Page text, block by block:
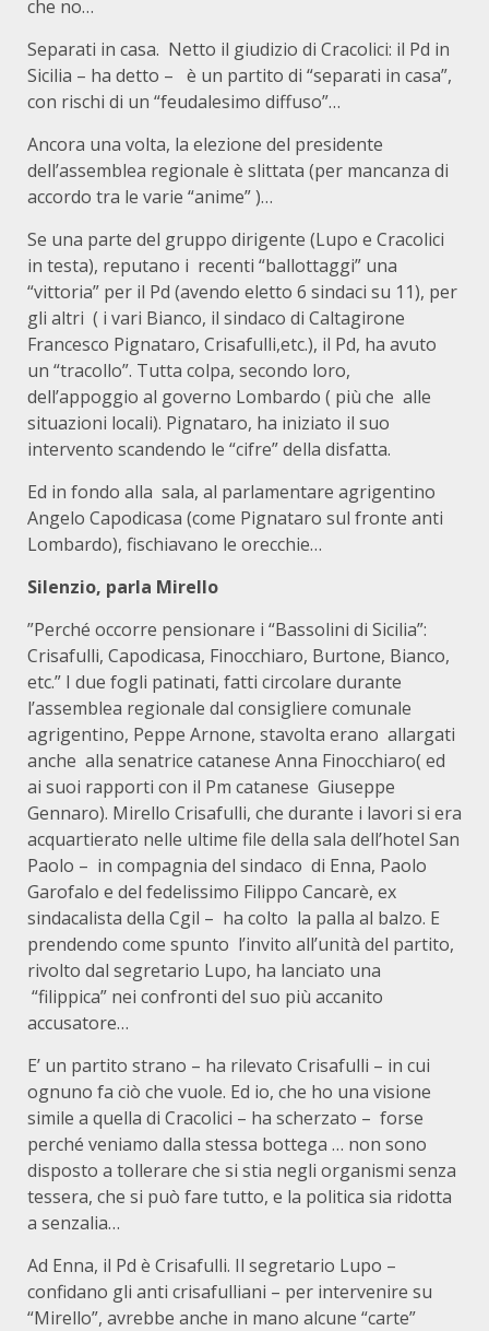
che no…
Separati in casa. Netto il giudizio di Cracolici: il Pd in
Sicilia – ha detto – è un partito di “separati in casa”,
con rischi di un “feudalesimo diffuso”…
Ancora una volta, la elezione del presidente
dell’assemblea regionale è slittata (per mancanza di
accordo tra le varie “anime” )…
Se una parte del gruppo dirigente (Lupo e Cracolici
in testa), reputano i recenti “ballottaggi” una
“vittoria” per il Pd (avendo eletto 6 sindaci su 11), per
gli altri ( i vari Bianco, il sindaco di Caltagirone
Francesco Pignataro, Crisafulli,etc.), il Pd, ha avuto
un “tracollo”. Tutta colpa, secondo loro,
dell’appoggio al governo Lombardo ( più che alle
situazioni locali). Pignataro, ha iniziato il suo
intervento scandendo le “cifre” della disfatta.
Ed in fondo alla sala, al parlamentare agrigentino
Angelo Capodicasa (come Pignataro sul fronte anti
Lombardo), fischiavano le orecchie…
Silenzio, parla Mirello
”Perché occorre pensionare i “Bassolini di Sicilia”:
Crisafulli, Capodicasa, Finocchiaro, Burtone, Bianco,
etc.” I due fogli patinati, fatti circolare durante
l’assemblea regionale dal consigliere comunale
agrigentino, Peppe Arnone, stavolta erano allargati
anche alla senatrice catanese Anna Finocchiaro( ed
ai suoi rapporti con il Pm catanese Giuseppe
Gennaro). Mirello Crisafulli, che durante i lavori si era
acquartierato nelle ultime file della sala dell’hotel San
Paolo – in compagnia del sindaco di Enna, Paolo
Garofalo e del fedelissimo Filippo Cancarè, ex
sindacalista della Cgil – ha colto la palla al balzo. E
prendendo come spunto l’invito all’unità del partito,
rivolto dal segretario Lupo, ha lanciato una
“filippica” nei confronti del suo più accanito
accusatore…
E’ un partito strano – ha rilevato Crisafulli – in cui
ognuno fa ciò che vuole. Ed io, che ho una visione
simile a quella di Cracolici – ha scherzato – forse
perché veniamo dalla stessa bottega … non sono
disposto a tollerare che si stia negli organismi senza
tessera, che si può fare tutto, e la politica sia ridotta
a senzalia…
Ad Enna, il Pd è Crisafulli. Il segretario Lupo –
confidano gli anti crisafulliani – per intervenire su
“Mirello”, avrebbe anche in mano alcune “carte”